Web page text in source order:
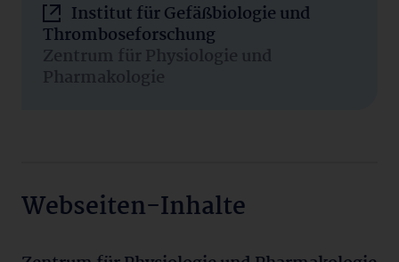
Institut für Gefäßbiologie und
Thromboseforschung
Zentrum für Physiologie und
Pharmakologie
Webseiten-Inhalte